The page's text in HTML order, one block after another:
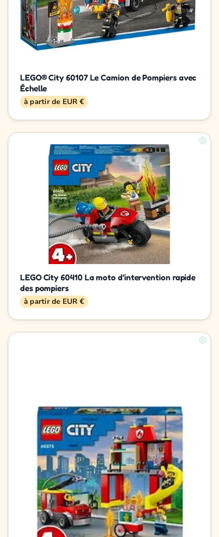
LEGO® City 60107 Le Camion de Pompiers avec
Échelle
à partir de EUR €
LEGO City 60410 La moto d'intervention rapide
des pompiers
à partir de EUR €